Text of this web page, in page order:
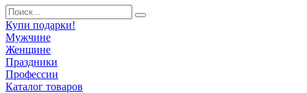
Купи подарки!
Мужчине
Женщине
Праздники
Профессии
Каталог товаров